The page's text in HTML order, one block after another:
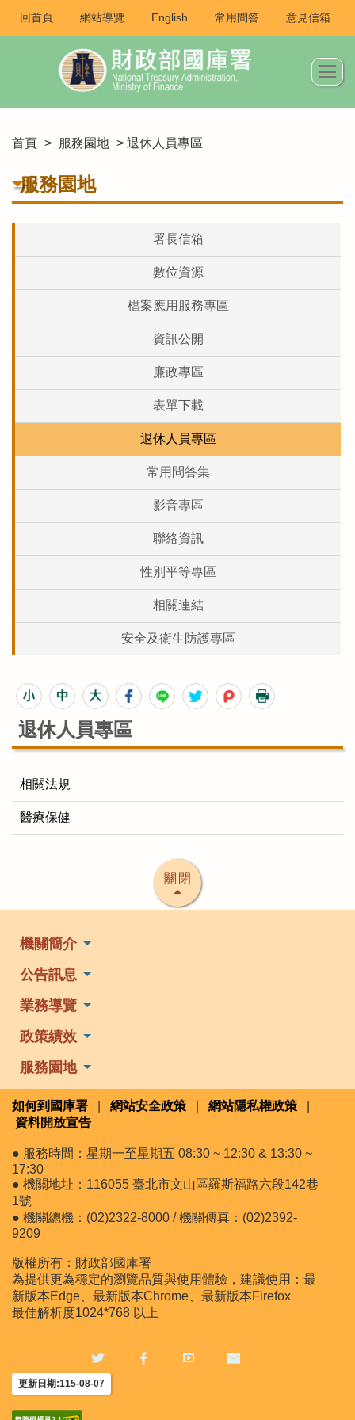
回首頁 網站導覽 English 常用問答 意見信箱
首頁 > 服務園地 > 退休人員專區
服務園地
署長信箱
數位資源
檔案應用服務專區
資訊公開
廉政專區
表單下載
退休人員專區
常用問答集
影音專區
聯絡資訊
性別平等專區
相關連結
安全及衛生防護專區
退休人員專區
相關法規
醫療保健
關閉
機關簡介
公告訊息
業務導覽
政策績效
服務園地
如何到國庫署 網站安全政策 網站隱私權政策
資料開放宣告
● 服務時間：星期一至星期五 08:30 ~ 12:30 & 13:30 ~
17:30
● 機關地址：116055 臺北市文山區羅斯福路六段142巷
1號
● 機關總機：(02)2322-8000 / 機關傳真：(02)2392-
9209
版權所有：財政部國庫署
為提供更為穩定的瀏覽品質與使用體驗，建議使用：最
新版本Edge、最新版本Chrome、最新版本Firefox
最佳解析度1024*768 以上
更新日期:115-08-07